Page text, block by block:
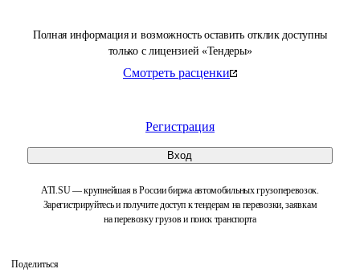
Полная информация и возможность оставить отклик доступны
только с лицензией «Тендеры»
Смотреть расценки
Регистрация
Вход
ATI.SU — крупнейшая в России биржа автомобильных грузоперевозок.
Зарегистрируйтесь и получите доступ к тендерам на перевозки, заявкам
на перевозку грузов и поиск транспорта
Поделиться